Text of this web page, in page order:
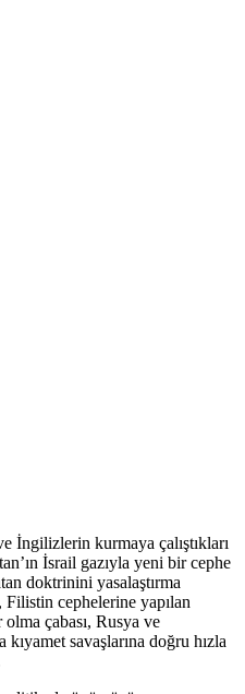
İngilizlerin kurmaya çalıştıkları
İsrail gazıyla yeni bir cephe
doktrinini yasalaştırma
Filistin cephelerine yapılan
çabası, Rusya ve
savaşlarına doğru hızla